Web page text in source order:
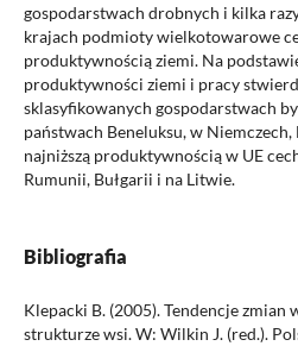
gospodarstwach drobnych i kilka
krajach podmioty wielkotowarowe
produktywnością ziemi. Na
produktywności ziemi i pracy
sklasyfikowanych gospodarstwach
państwach Beneluksu, w
najniższą produktywnością w UE
Rumunii, Bułgarii i na Litwie.
Bibliografia
Klepacki B. (2005). Tendencje zmian
strukturze wsi. W: Wilkin J. (red.).